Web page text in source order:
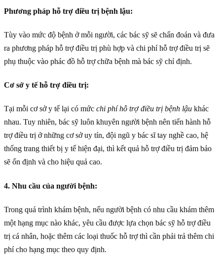
Phương pháp hỗ trợ điều trị bệnh lậu:
Tùy vào mức độ bệnh ở mỗi người, các bác sỹ sẽ chẩn đoán và đưa
ra phương pháp hỗ trợ điều trị phù hợp và chi phí hỗ trợ điều trị sẽ
phụ thuộc vào phác đồ hỗ trợ chữa bệnh mà bác sỹ chỉ định.
Cơ sở y tế hỗ trợ điều trị:
Tại mỗi cơ sở y tế lại có mức chi phí hỗ trợ điều trị bệnh lậu khác
nhau. Tuy nhiên, bác sỹ luôn khuyên người bệnh nên tiến hành hỗ
trợ điều trị ở những cơ sở uy tín, đội ngũ y bác sĩ tay nghề cao, hệ
thống trang thiết bị y tế hiện đại, thì kết quả hỗ trợ điều trị đảm bảo
sẽ ổn định và cho hiệu quả cao.
4. Nhu cầu của người bệnh:
Trong quá trình khám bệnh, nếu người bệnh có nhu cầu khám thêm
một hạng mục nào khác, yêu cầu được lựa chọn bác sỹ hỗ trợ điều
trị cá nhân, hoặc thêm các loại thuốc hỗ trợ thì cần phải trả thêm chi
phí cho hạng mục theo quy định.